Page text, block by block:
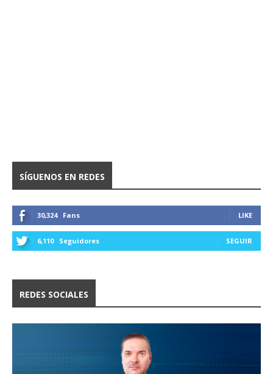
SÍGUENOS EN REDES
30,324 Fans LIKE
6,110 Seguidores SEGUIR
REDES SOCIALES